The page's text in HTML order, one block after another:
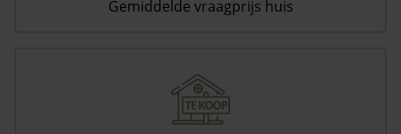
Gemiddelde vraagprijs huis